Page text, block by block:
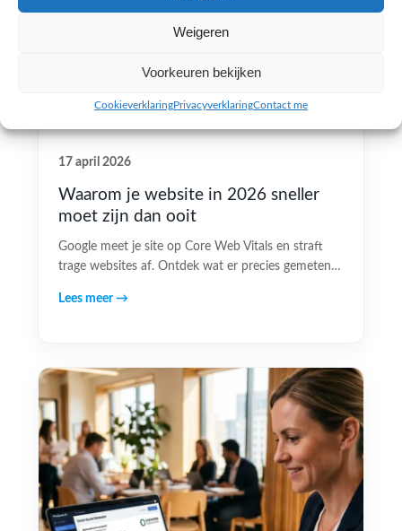
Weigeren
Voorkeuren bekijken
CookieverklaringPrivacyverklaringContact me
17 april 2026
Waarom je website in 2026 sneller
moet zijn dan ooit
Google meet je site op Core Web Vitals en straft
trage websites af. Ontdek wat er precies gemeten…
Lees meer →